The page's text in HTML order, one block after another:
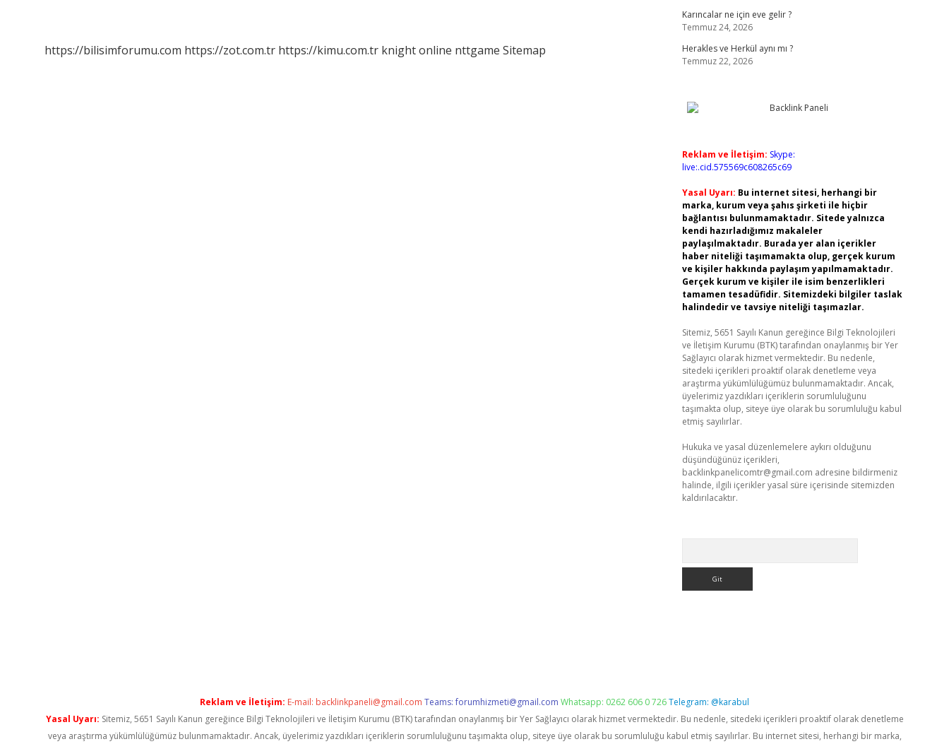
https://bilisimforumu.com https://zot.com.tr https://kimu.com.tr knight online nttgame Sitemap
Karıncalar ne için eve gelir ?
Temmuz 24, 2026
Herakles ve Herkül aynı mı ?
Temmuz 22, 2026
Reklam ve İletişim: Skype:
live:.cid.575569c608265c69
Yasal Uyarı: Bu internet sitesi, herhangi bir
marka, kurum veya şahıs şirketi ile hiçbir
bağlantısı bulunmamaktadır. Sitede yalnızca
kendi hazırladığımız makaleler
paylaşılmaktadır. Burada yer alan içerikler
haber niteliği taşımamakta olup, gerçek kurum
ve kişiler hakkında paylaşım yapılmamaktadır.
Gerçek kurum ve kişiler ile isim benzerlikleri
tamamen tesadüfidir. Sitemizdeki bilgiler taslak
halindedir ve tavsiye niteliği taşımazlar.
Sitemiz, 5651 Sayılı Kanun gereğince Bilgi Teknolojileri
ve İletişim Kurumu (BTK) tarafından onaylanmış bir Yer
Sağlayıcı olarak hizmet vermektedir. Bu nedenle,
sitedeki içerikleri proaktif olarak denetleme veya
araştırma yükümlülüğümüz bulunmamaktadır. Ancak,
üyelerimiz yazdıkları içeriklerin sorumluluğunu
taşımakta olup, siteye üye olarak bu sorumluluğu kabul
etmiş sayılırlar.
Hukuka ve yasal düzenlemelere aykırı olduğunu
düşündüğünüz içerikleri,
backlinkpanelicomtr@gmail.com adresine bildirmeniz
halinde, ilgili içerikler yasal süre içerisinde sitemizden
kaldırılacaktır.
Reklam ve İletişim: E-mail: backlinkpaneli@gmail.com Teams:forumhizmeti@gmail.com Whatsapp: 0262 606 0 726Telegram: @karabul
Yasal Uyarı: Sitemiz, 5651 Sayılı Kanun gereğince Bilgi Teknolojileri ve İletişim Kurumu (BTK) tarafından onaylanmış bir Yer Sağlayıcı olarak hizmet vermektedir. Bu nedenle, sitedeki içerikleri proaktif olarak denetleme
veya araştırma yükümlülüğümüz bulunmamaktadır. Ancak, üyelerimiz yazdıkları içeriklerin sorumluluğunu taşımakta olup, siteye üye olarak bu sorumluluğu kabul etmiş sayılırlar. Bu internet sitesi, herhangi bir marka,